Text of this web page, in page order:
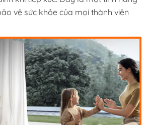
vệ sức khỏe của mọi thành viên